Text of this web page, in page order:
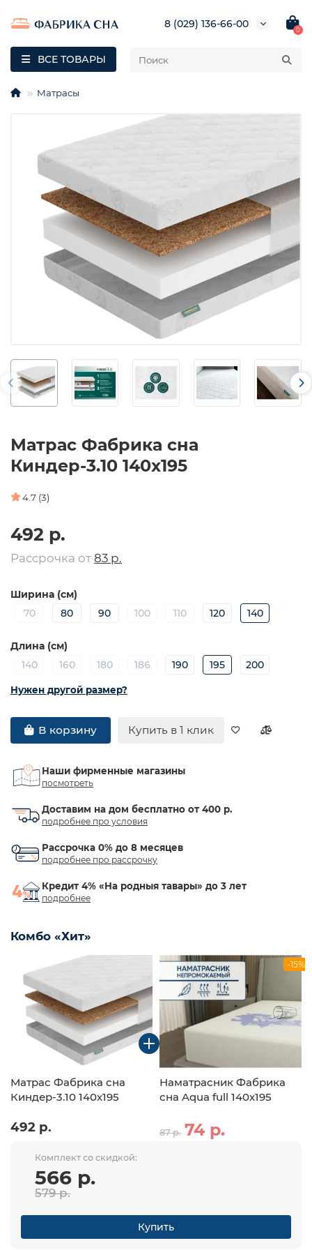
8 (029) 136-66-00
0
ВСЕ ТОВАРЫ
Матрасы
Матрас Фабрика сна
Киндер-3.10 140х195
4.7 (3)
492 р.
Рассрочка от 83 р.
Ширина (см)
70
80 90 100 110 120 140
Длина (см)
140
160 180 186 190 195 200
Нужен другой размер?
В корзину Купить в 1 клик
Наши фирменные магазины
посмотреть
Доставим на дом бесплатно от 400 р.
подробнее про условия
Рассрочка 0% до 8 месяцев
подробнее про рассрочку
Кредит 4% «На родныя тавары» до 3 лет
подробнее
Комбо «Хит»
Матрас Фабрика сна
Киндер-3.10 140х195
492 р.
-15%
Наматрасник Фабрика
сна Aqua full 140х195
87 р. 74 р.
Комплект со скидкой:
566 р.
579 р.
Купить